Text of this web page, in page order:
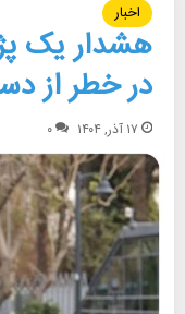
اخبار
هشدار یک
در خطر از
۱۷ آذر, ۱۴۰۴ ۰